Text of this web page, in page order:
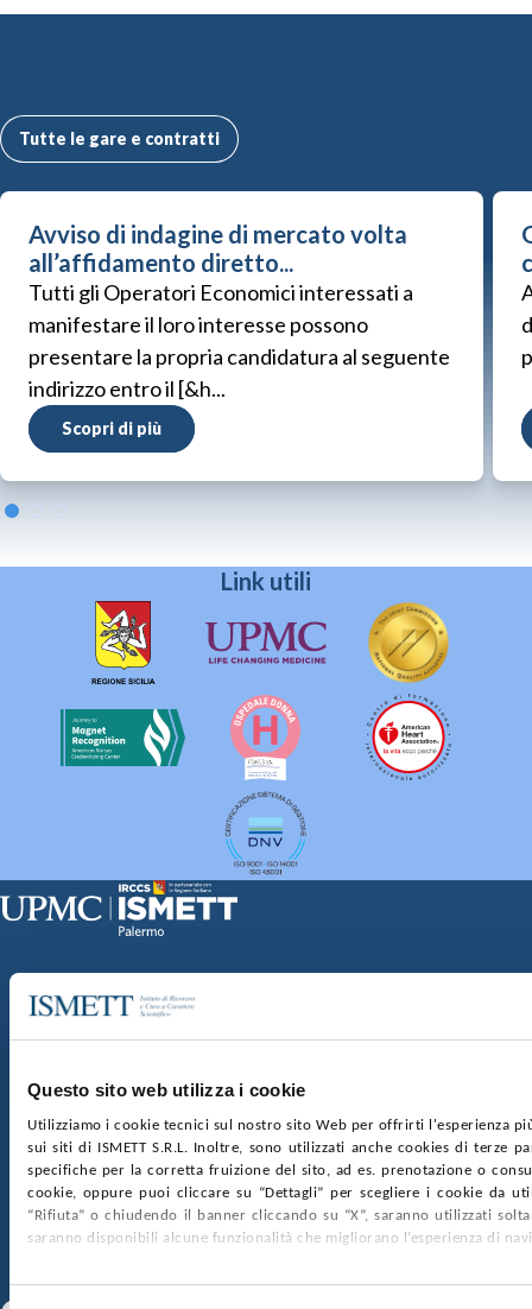
Questo sito web utilizza i cookie
Utilizziamo i cookie tecnici sul nostro sito Web per offrirti l'esperienza
sui siti di ISMETT S.R.L. Inoltre, sono utilizzati anche cookies di terze
specifiche per la corretta fruizione del sito, ad es. prenotazione o
cookie, oppure puoi cliccare su “Dettagli” per scegliere i cookie da
“Rifiuta” o chiudendo il banner cliccando su “X”, saranno utilizzati
saranno disponibili alcune funzionalità che migliorano l’esperienza di
Tutte le gare e contratti
Avviso di indagine di mercato volta
all’affidamento diretto...
Tutti gli Operatori Economici interessati a
manifestare il loro interesse possono
presentare la propria candidatura al seguente
indirizzo entro il [&h...
Scopri di più
Link utili
Via Discesa dei Giudici 4 90133 Palermo
nr. REA PA-201818 P.I. 04544550827
SOCIETÀ TRASPARENTE WHISTLEBLOWING
GARE E CONTRATTIPRIVACYCOOKIE POLICY
SOSTIENICIMAPPA DEL SITOACCESSIBILITÀ
CONTATTI